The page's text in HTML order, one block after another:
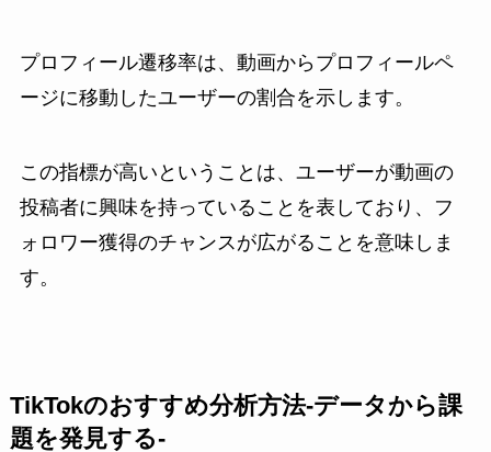
プロフィール遷移率は、動画からプロフィールペ
ージに移動したユーザーの割合を示します。
この指標が高いということは、ユーザーが動画の
投稿者に興味を持っていることを表しており、フ
ォロワー獲得のチャンスが広がることを意味しま
す。
TikTokのおすすめ分析方法-データから課
題を発見する-